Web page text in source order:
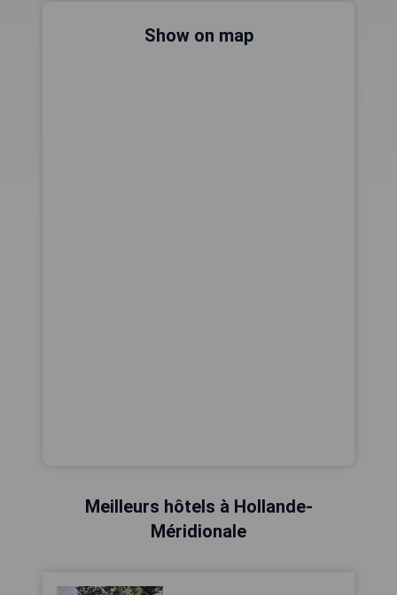
Show on map
Meilleurs hôtels à Hollande-
Méridionale